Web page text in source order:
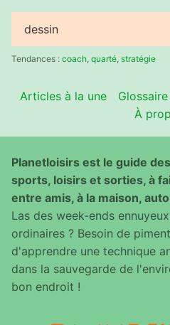
Rechercher
:Tendances : coach quarté stratégie
Articles à la une Glossaire
À
Planetloisirs est le guide
sports, loisirs et sorties, à
entre amis, à la maison,
Las des week-ends
ordinaires ? Besoin de
d'apprendre une technique
dans la sauvegarde de
bon endroit !